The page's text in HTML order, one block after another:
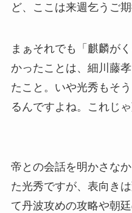
ど、ここは来週乞うご期
まぁそれでも「麒麟が
かったことは、細川藤
たこと。いや光秀もそ
るんですよね。これじ
帝との会話を明かさな
た光秀ですが、表向き
て丹波攻めの攻略や朝